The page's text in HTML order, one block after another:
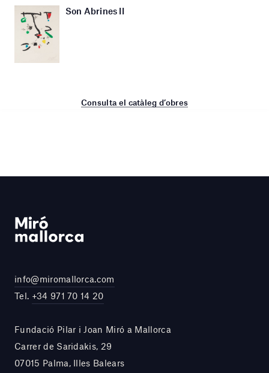
Son Abrines II
Consulta el catàleg d’obres
info@miromallorca.com
Tel. +34 971 70 14 20
Fundació Pilar i Joan Miró a Mallorca
Carrer de Saridakis, 29
07015 Palma, Illes Balears